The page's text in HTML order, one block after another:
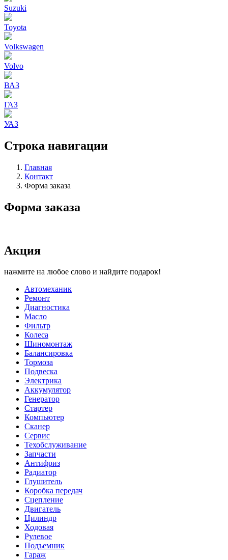
Suzuki
Toyota
Volkswagen
Volvo
ВАЗ
ГАЗ
УАЗ
Строка навигации
Главная
Контакт
Форма заказа
Форма заказа
Акция
нажмите на любое слово и найдите подарок!
Автомеханик
Ремонт
Диагностика
Масло
Фильтр
Колеса
Шиномонтаж
Балансировка
Тормоза
Подвеска
Электрика
Аккумулятор
Генератор
Стартер
Компьютер
Сканер
Сервис
Техобслуживание
Запчасти
Антифриз
Радиатор
Глушитель
Коробка передач
Сцепление
Двигатель
Цилиндр
Ходовая
Рулевое
Подъемник
Гараж